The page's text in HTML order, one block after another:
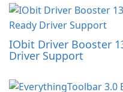
IObit Driver Booster
Driver Support